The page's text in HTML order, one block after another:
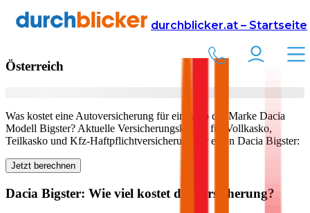
durchblicker.at – Startseite
Versicherung Autoversicherung Dacia
Dacia Bigster
in
Österreich
Was kostet eine Autoversicherung für ein Auto der Marke Dacia
Modell Bigster? Aktuelle Versicherungskosten für Vollkasko,
Teilkasko und Kfz-Haftpflichtversicherung für einen Dacia Bigster:
Jetzt berechnen
Dacia Bigster: Wie viel kostet die Versicherung?